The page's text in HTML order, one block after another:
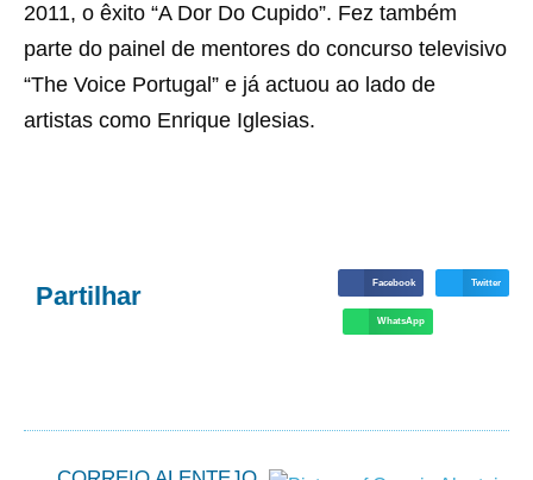
2011, o êxito “A Dor Do Cupido”. Fez também
parte do painel de mentores do concurso televisivo
“The Voice Portugal” e já actuou ao lado de
artistas como Enrique Iglesias.
Partilhar Facebook Twitter
WhatsApp